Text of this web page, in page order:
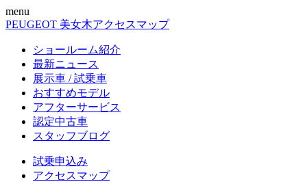
menu
PEUGEOT 美女木アクセスマップ
ショールーム紹介
最新ニュース
展示車 / 試乗車
おすすめモデル
アフターサービス
認定中古車
スタッフブログ
試乗申込み
アクセスマップ